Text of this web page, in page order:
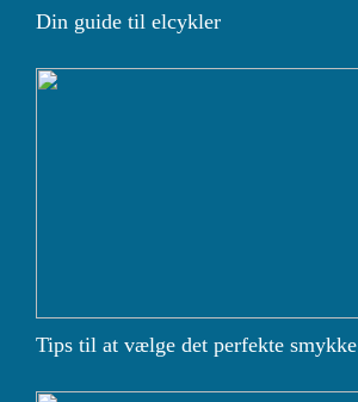
Din guide til elcykler
Tips til at vælge det perfekte smykke